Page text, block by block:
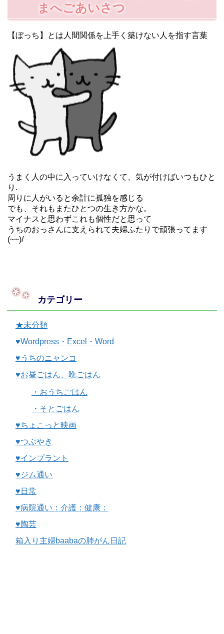
まへごあいさつ
【ぼっち】とは人間関係を上手く築けない人を指す言葉
うまく人の中に入っていけなくて、気が付けばいつもひと
り.
周りに人がいると余計に孤独を感じる
でも、それもまたひとつの生き方かな。
マイナスと思わずこれも個性だと思って
うちのおっさんに支えられて夫婦ふたりで頑張ってます
(~~)/
カテゴリー
★未分類
♥Wordpress・Excel・Word
♥うちのニャンコ
♥お昼ごはん、晩ごはん
・おうちごはん
・そとごはん
♥ちょこっと映画
♥つぶやき
♥インプラント
♥ジム通い
♥日常
♥病院通い：介護：健康：
♥陶芸
箱入り主婦baabaの肺がん日記